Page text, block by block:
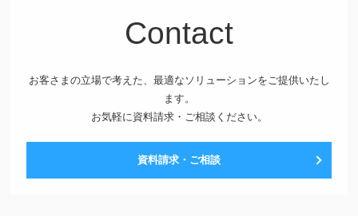
Contact
お客さまの立場で考えた、最適なソリューションをご提供いたし
ます。
お気軽に資料請求・ご相談ください。
資料請求・ご相談